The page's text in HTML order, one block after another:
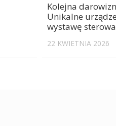
Kolejna
Unikalne
wystawę
22 KWIETNIA 2026